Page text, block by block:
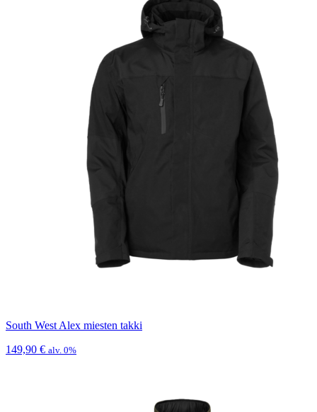
South West Alex miesten takki
149,90 € alv. 0%